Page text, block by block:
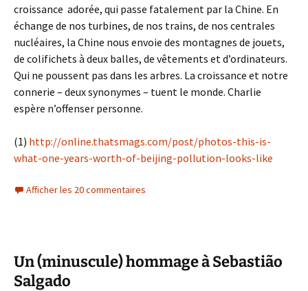
croissance adorée, qui passe fatalement par la Chine. En
échange de nos turbines, de nos trains, de nos centrales
nucléaires, la Chine nous envoie des montagnes de jouets,
de colifichets à deux balles, de vêtements et d’ordinateurs.
Qui ne poussent pas dans les arbres. La croissance et notre
connerie – deux synonymes – tuent le monde. Charlie
espère n’offenser personne.
(1) http://online.thatsmags.com/post/photos-this-is-
what-one-years-worth-of-beijing-pollution-looks-like
Afficher les 20 commentaires
Un (minuscule) hommage à Sebastião
Salgado